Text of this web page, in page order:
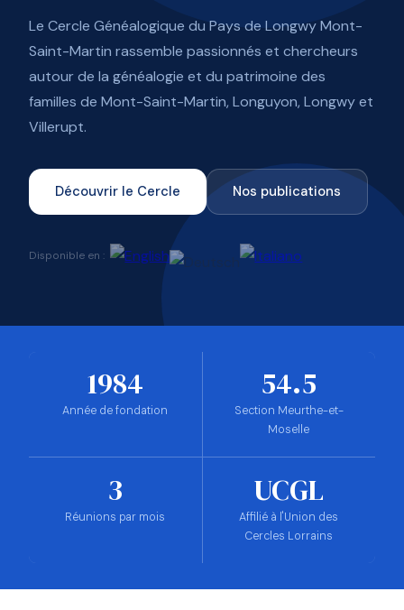
Le Cercle Généalogique du Pays de Longwy Mont-
Saint-Martin rassemble passionnés et chercheurs
autour de la généalogie et du patrimoine des
familles de Mont-Saint-Martin, Longuyon, Longwy et
Villerupt.
Découvrir le Cercle Nos publications
Disponible en :
1984
Année de fondation
54.5
Section Meurthe-et-
Moselle
3
Réunions par mois
UCGL
Affilié à l'Union des
Cercles Lorrains